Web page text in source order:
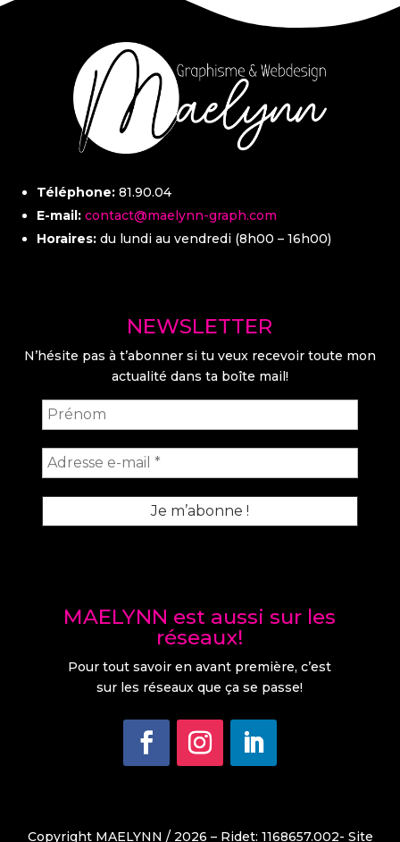
Téléphone:81.90.04
E-mail: contact@maelynn-graph.com
Horaires:du lundi au vendredi (8h00 – 16h00)
NEWSLETTER
N’hésite pas à t’abonner si tu veux recevoir toute mon
actualité dans ta boîte mail!
MAELYNN est aussi sur les
réseaux!
Pour tout savoir en avant première, c’est
sur les réseaux que ça se passe!
Copyright MAELYNN / 2026 – Ridet: 1168657.002- Site